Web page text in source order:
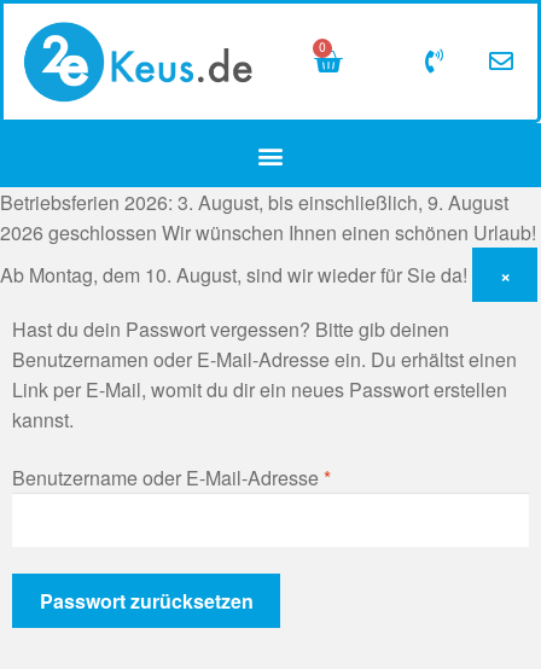
0
Betriebsferien 2026: 3. August, bis einschließlich, 9. August
2026 geschlossen Wir wünschen Ihnen einen schönen Urlaub!
Ab Montag, dem 10. August, sind wir wieder für Sie da!
×
Hast du dein Passwort vergessen? Bitte gib deinen
Benutzernamen oder E-Mail-Adresse ein. Du erhältst einen
Link per E-Mail, womit du dir ein neues Passwort erstellen
kannst.
Benutzername oder E-Mail-Adresse*
Passwort zurücksetzen